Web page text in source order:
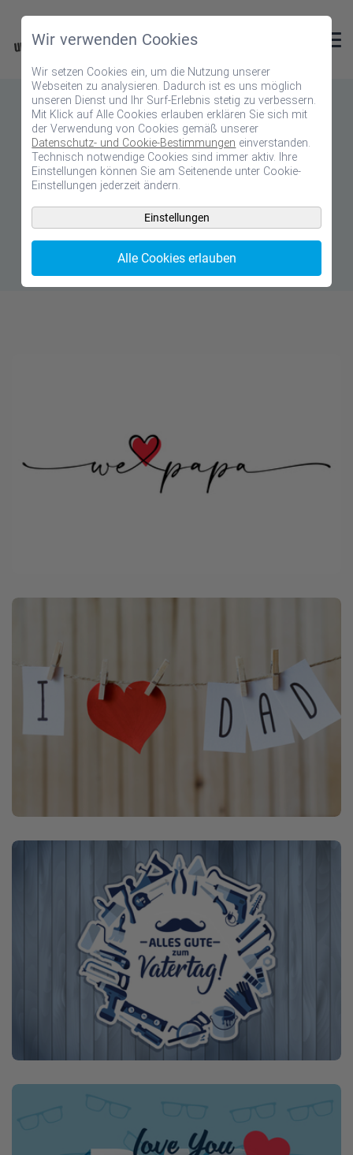
VATERTAG
Wann ist Vatertag?
Am Donnerstag den 29. Mai ist Vatertag! In
Deutschland feiern wir 39 Tage nach Ostern
Vatertag.
Wir verwenden Cookies
Wir setzen Cookies ein, um die Nutzung unserer
Webseiten zu analysieren. Dadurch ist es uns möglich
unseren Dienst und Ihr Surf-Erlebnis stetig zu verbessern.
Mit Klick auf Alle Cookies erlauben erklären Sie sich mit
der Verwendung von Cookies gemäß unserer
Datenschutz- und Cookie-Bestimmungen einverstanden.
Technisch notwendige Cookies sind immer aktiv. Ihre
Einstellungen können Sie am Seitenende unter Cookie-
Einstellungen jederzeit ändern.
Einstellungen
Alle Cookies erlauben